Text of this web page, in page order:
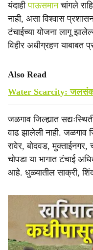
यंदाहीपाऊसमानचांगले
नाही, असा विश्वास
टंचाईच्या योजना लागू
विहीर अधीग्रहण याबाबत
Also Read
Water Scarcity:
जळगाव जिल्ह्यात
वाढ झालेली नाही. जळगाव
रावेर, बोदवड, मुक्ताईनगर,
चोपडा या भागात टंचाई
आहे. धुळ्यातील साक्री,